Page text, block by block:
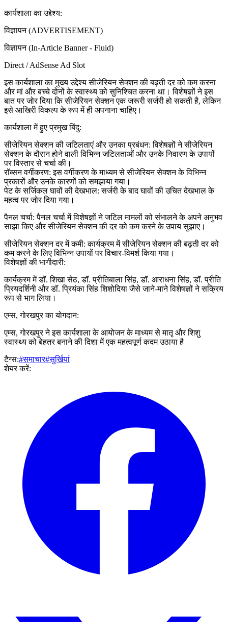
कार्यशाला का उद्देश्य:
विज्ञापन (ADVERTISEMENT)
विज्ञापन (In-Article Banner - Fluid)
Direct / AdSense Ad Slot
इस कार्यशाला का मुख्य उद्देश्य सीजेरियन सेक्शन की बढ़ती दर को कम करना
और मां और बच्चे दोनों के स्वास्थ्य को सुनिश्चित करना था। विशेषज्ञों ने इस
बात पर जोर दिया कि सीजेरियन सेक्शन एक जरूरी सर्जरी हो सकती है, लेकिन
इसे आखिरी विकल्प के रूप में ही अपनाना चाहिए।
कार्यशाला में हुए प्रमुख बिंदु:
सीजेरियन सेक्शन की जटिलताएं और उनका प्रबंधन: विशेषज्ञों ने सीजेरियन
सेक्शन के दौरान होने वाली विभिन्न जटिलताओं और उनके निवारण के उपायों
पर विस्तार से चर्चा की।
रॉब्सन वर्गीकरण: इस वर्गीकरण के माध्यम से सीजेरियन सेक्शन के विभिन्न
प्रकारों और उनके कारणों को समझाया गया।
पेट के सर्जिकल घावों की देखभाल: सर्जरी के बाद घावों की उचित देखभाल के
महत्व पर जोर दिया गया।
पैनल चर्चा: पैनल चर्चा में विशेषज्ञों ने जटिल मामलों को संभालने के अपने अनुभव
साझा किए और सीजेरियन सेक्शन की दर को कम करने के उपाय सुझाए।
सीजेरियन सेक्शन दर में कमी: कार्यक्रम में सीजेरियन सेक्शन की बढ़ती दर को
कम करने के लिए विभिन्न उपायों पर विचार-विमर्श किया गया।
विशेषज्ञों की भागीदारी:
कार्यक्रम में डॉ. शिखा सेठ, डॉ. प्रीतिबाला सिंह, डॉ. आराधना सिंह, डॉ. प्रीति
प्रियदर्शिनी और डॉ. प्रियंका सिंह शिशोदिया जैसे जाने-माने विशेषज्ञों ने सक्रिय
रूप से भाग लिया।
एम्स, गोरखपुर का योगदान:
एम्स, गोरखपुर ने इस कार्यशाला के आयोजन के माध्यम से मातृ और शिशु
स्वास्थ्य को बेहतर बनाने की दिशा में एक महत्वपूर्ण कदम उठाया है
टैग्स:#समाचार#सुर्खियां
शेयर करें: